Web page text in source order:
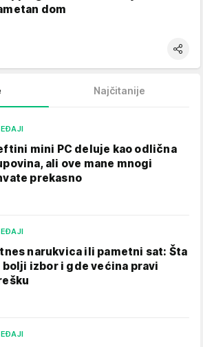
dom
Najčitanije
mini PC deluje kao odlična
ali ove mane mnogi
prekasno
narukvica ili pametni sat: Šta
bolji izbor i gde većina pravi